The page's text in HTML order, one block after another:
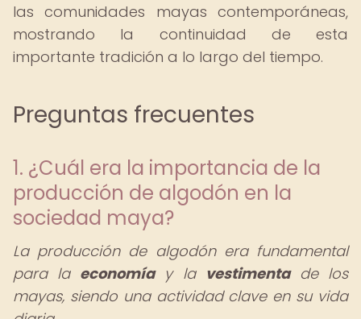
las comunidades mayas contemporáneas,
mostrando la continuidad de esta
importante tradición a lo largo del tiempo.
Preguntas frecuentes
1. ¿Cuál era la importancia de la
producción de algodón en la
sociedad maya?
La producción de algodón era fundamental
para la economíay la vestimentade los
mayas, siendo una actividad clave en su vida